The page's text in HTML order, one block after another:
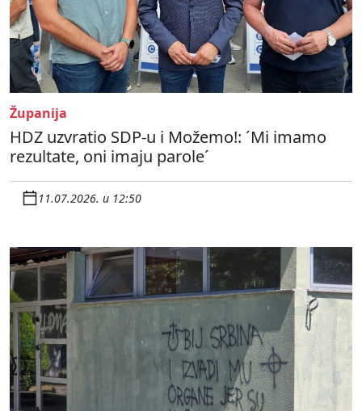
Županija
HDZ uzvratio SDP-u i Možemo!: ´Mi imamo
rezultate, oni imaju parole´
11.07.2026. u 12:50